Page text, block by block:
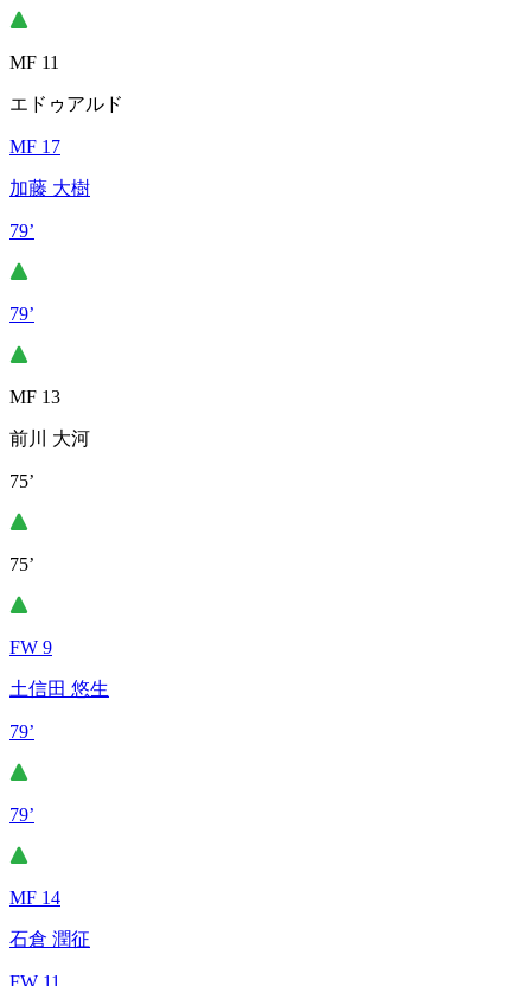
MF 11
エドゥアルド
MF 17
加藤 大樹
79’
79’
MF 13
前川 大河
75’
75’
FW 9
土信田 悠生
79’
79’
MF 14
石倉 潤征
FW 11